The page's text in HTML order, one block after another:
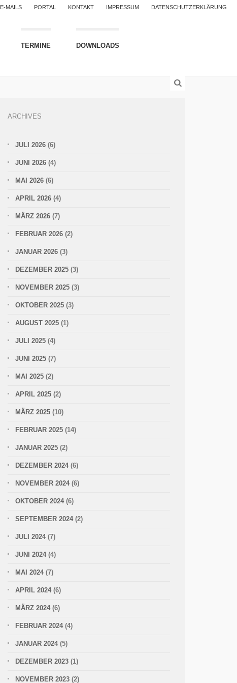
E-MAILS PORTAL KONTAKT IMPRESSUM DATENSCHUTZERKLÄRUNG
TERMINE DOWNLOADS
ARCHIVES
JULI 2026 (6)
JUNI 2026 (4)
MAI 2026 (6)
APRIL 2026 (4)
MÄRZ 2026 (7)
FEBRUAR 2026 (2)
JANUAR 2026 (3)
DEZEMBER 2025 (3)
NOVEMBER 2025 (3)
OKTOBER 2025 (3)
AUGUST 2025 (1)
JULI 2025 (4)
JUNI 2025 (7)
MAI 2025 (2)
APRIL 2025 (2)
MÄRZ 2025 (10)
FEBRUAR 2025 (14)
JANUAR 2025 (2)
DEZEMBER 2024 (6)
NOVEMBER 2024 (6)
OKTOBER 2024 (6)
SEPTEMBER 2024 (2)
JULI 2024 (7)
JUNI 2024 (4)
MAI 2024 (7)
APRIL 2024 (6)
MÄRZ 2024 (6)
FEBRUAR 2024 (4)
JANUAR 2024 (5)
DEZEMBER 2023 (1)
NOVEMBER 2023 (2)